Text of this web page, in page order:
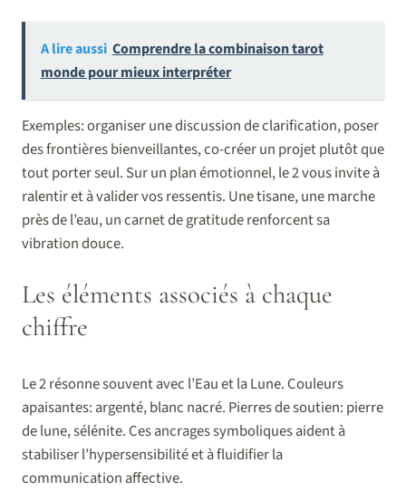
A lire aussi Comprendre la combinaison tarot
monde pour mieux interpréter
Exemples: organiser une discussion de clarification, poser
des frontières bienveillantes, co-créer un projet plutôt que
tout porter seul. Sur un plan émotionnel, le 2 vous invite à
ralentir et à valider vos ressentis. Une tisane, une marche
près de l’eau, un carnet de gratitude renforcent sa
vibration douce.
Les éléments associés à chaque
chiffre
Le 2 résonne souvent avec l’Eau et la Lune. Couleurs
apaisantes: argenté, blanc nacré. Pierres de soutien: pierre
de lune, sélénite. Ces ancrages symboliques aident à
stabiliser l’hypersensibilité et à fluidifier la
communication affective.